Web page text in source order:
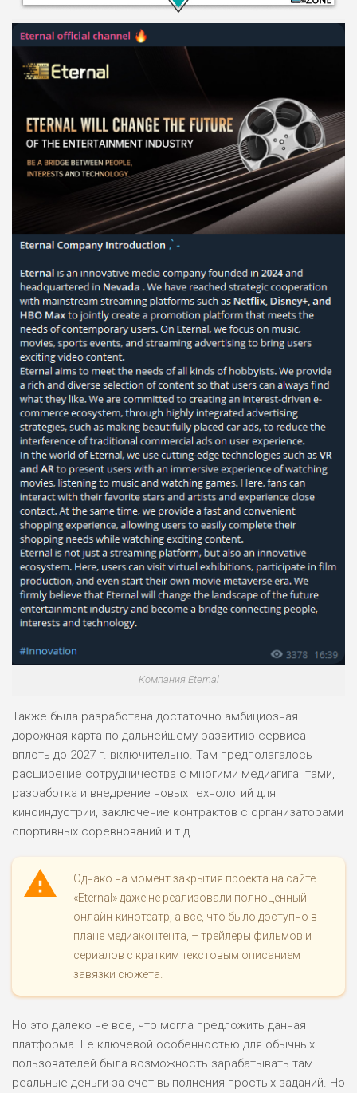
ОБЗОР
ПОДОЙДЕТ
ВСЕМ
РИСКИ: НИЗКИЕ
ДОХОД: ВЫСОКИЙ
БЮДЖЕТ: ВЫСОКИЙ
ОБЗОР
ЛЮБИТЕЛЯ
М СТАВОК
РИСКИ: СРЕДНИЕ
ДОХОД: ВЫСОКИЙ
БЮДЖЕТ: НИЗКИЙ
ОБЗОР
ВСЕМ
РИСКИ: НИЗКИЕ
ДОХОД: НИЗКИЙ
БЮДЖЕТ: НИЗКИЙ
ОБЗОР
ПОДОЙДЕТ
ВСЕМ
РИСКИ: НИЗКИЕ
ДОХОД: СРЕДНИЙ
БЮДЖЕТ: НИЗКИЙ
ОБЗОР
Компания Eternal
Также была разработана достаточно амбициозная
дорожная карта по дальнейшему развитию сервиса
вплоть до 2027 г. включительно. Там предполагалось
расширение сотрудничества с многими медиагигантами,
разработка и внедрение новых технологий для
киноиндустрии, заключение контрактов с организаторами
спортивных соревнований и т.д.
Однако на момент закрытия проекта на сайте
«Eternal» даже не реализовали полноценный
онлайн-кинотеатр, а все, что было доступно в
плане медиаконтента, – трейлеры фильмов и
сериалов с кратким текстовым описанием
завязки сюжета.
Но это далеко не все, что могла предложить данная
платформа. Ее ключевой особенностью для обычных
пользователей была возможность зарабатывать там
реальные деньги за счет выполнения простых заданий. Но